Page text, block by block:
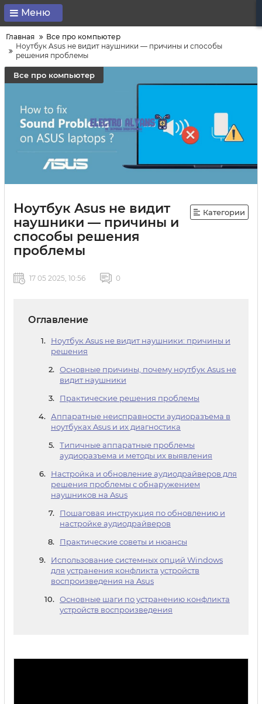
Меню
Главная
Все про компьютер
Ноутбук Asus не видит наушники — причины и способы
решения проблемы
Все про компьютер
Ноутбук Asus не видит
наушники — причины и
способы решения
проблемы
Категории
17 05 2025, 10:56 0
Оглавление
Ноутбук Asus не видит наушники: причины и
решения
Основные причины, почему ноутбук Asus не
видит наушники
Практические решения проблемы
Аппаратные неисправности аудиоразъема в
ноутбуках Asus и их диагностика
Типичные аппаратные проблемы
аудиоразъема и методы их выявления
Настройка и обновление аудиодрайверов для
решения проблемы с обнаружением
наушников на Asus
Пошаговая инструкция по обновлению и
настройке аудиодрайверов
Практические советы и нюансы
Использование системных опций Windows
для устранения конфликта устройств
воспроизведения на Asus
Основные шаги по устранению конфликта
устройств воспроизведения